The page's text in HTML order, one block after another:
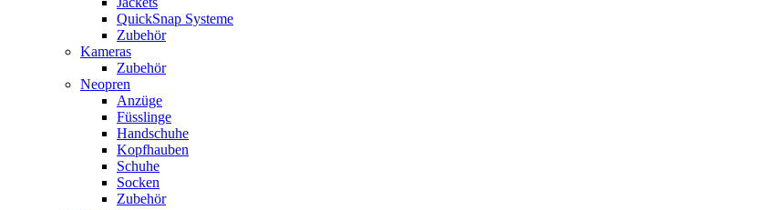
QuickSnap Systeme
Zubehör
Kameras
Zubehör
Neopren
Anzüge
Füsslinge
Handschuhe
Kopfhauben
Schuhe
Socken
Zubehör